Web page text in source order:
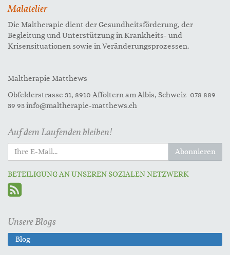
Malatelier
Die Maltherapie dient der Gesundheitsförderung, der
Begleitung und Unterstützung in Krankheits- und
Krisensituationen sowie in Veränderungsprozessen.
Maltherapie Matthews
Obfelderstrasse 31, 8910 Affoltern am Albis, Schweiz 078 889
39 93 info@maltherapie-matthews.ch
Auf dem Laufenden bleiben!
Abonnieren
BETEILIGUNG AN UNSEREN SOZIALEN NETZWERK
Unsere Blogs
Blog